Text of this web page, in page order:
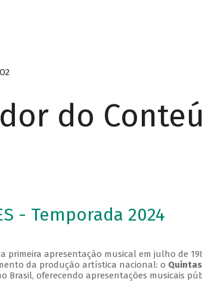
do
- Temporada 2024
primeira apresentação musical em julho de
da produção artística nacional: o
oferecendo apresentações musicais